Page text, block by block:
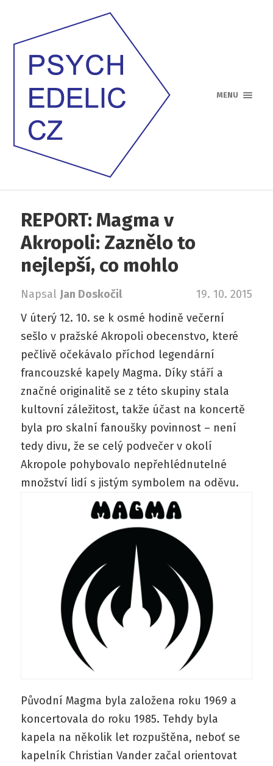
MENU
REPORT: Magma v
Akropoli: Zaznělo to
nejlepší, co mohlo
Napsal Jan Doskočil
19. 10. 2015
V úterý 12. 10. se k osmé hodině večerní
sešlo v pražské Akropoli obecenstvo, které
pečlivě očekávalo příchod legendární
francouzské kapely Magma. Díky stáří a
značné originalitě se z této skupiny stala
kultovní záležitost, takže účast na koncertě
byla pro skalní fanoušky povinnost – není
tedy divu, že se celý podvečer v okolí
Akropole pohybovalo nepřehlédnutelné
množství lidí s jistým symbolem na oděvu.
Původní Magma byla založena roku 1969 a
koncertovala do roku 1985. Tehdy byla
kapela na několik let rozpuštěna, neboť se
kapelník Christian Vander začal orientovat